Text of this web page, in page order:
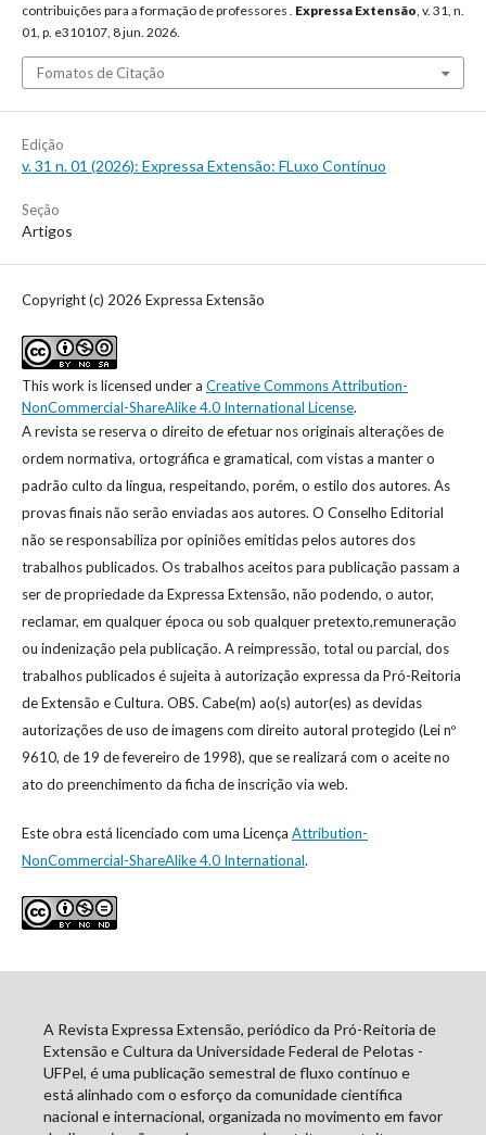
contribuições para a formação de professores . Expressa Extensão , v. 31, n.
01, p. e310107, 8 jun. 2026.
Fomatos de Citação
Edição
v. 31 n. 01 (2026): Expressa Extensão: FLuxo Contínuo
Seção
Artigos
Copyright (c) 2026 Expressa Extensão
This work is licensed under a Creative Commons Attribution-
NonCommercial-ShareAlike 4.0 International License.
A revista se reserva o direito de efetuar nos originais alterações de
ordem normativa, ortográfica e gramatical, com vistas a manter o
padrão culto da língua, respeitando, porém, o estilo dos autores. As
provas finais não serão enviadas aos autores. O Conselho Editorial
não se responsabiliza por opiniões emitidas pelos autores dos
trabalhos publicados. Os trabalhos aceitos para publicação passam a
ser de propriedade da Expressa Extensão, não podendo, o autor,
reclamar, em qualquer época ou sob qualquer pretexto,remuneração
ou indenização pela publicação. A reimpressão, total ou parcial, dos
trabalhos publicados é sujeita à autorização expressa da Pró-Reitoria
de Extensão e Cultura. OBS. Cabe(m) ao(s) autor(es) as devidas
autorizações de uso de imagens com direito autoral protegido (Lei nº
9610, de 19 de fevereiro de 1998), que se realizará com o aceite no
ato do preenchimento da ficha de inscrição via web.
Este obra está licenciado com uma Licença Attribution-
NonCommercial-ShareAlike 4.0 International.
A Revista Expressa Extensão, periódico da Pró-Reitoria de
Extensão e Cultura da Universidade Federal de Pelotas -
UFPel, é uma publicação semestral de fluxo contínuo e
está alinhado com o esforço da comunidade científica
nacional e internacional, organizada no movimento em favor